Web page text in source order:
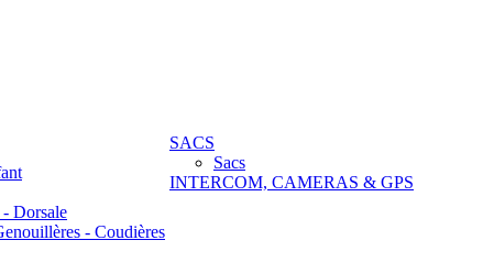
Dorsale
- Coudières
SACS
Sacs
INTERCOM, CAMERAS & GPS